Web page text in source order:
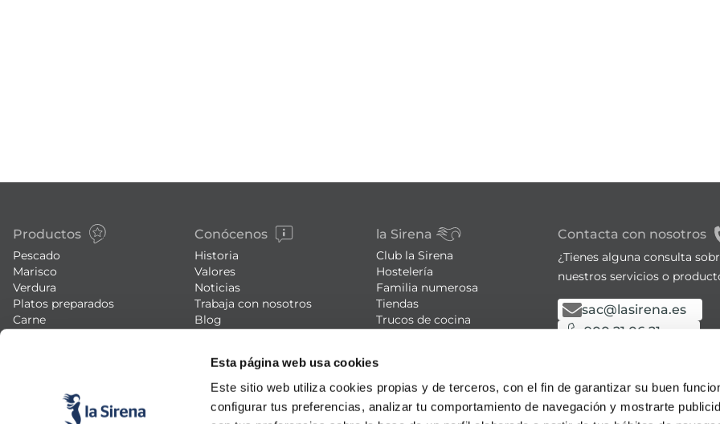
Esta página web usa cookies
Este sitio web utiliza cookies propias y de terceros, con el fin de garantizar su buen
configurar tus preferencias, analizar tu comportamiento de navegación y mostrarte
Productos
Pescado
Marisco
Verdura
Platos preparados
Carne
Conócenos
Historia
Valores
Noticias
Trabaja con nosotros
Blog
la Sirena
Club la Sirena
Hostelería
Familia numerosa
Tiendas
Trucos de cocina
Aviso legal
Política de privacidad
Condiciones de compra
Política de cookies
Contacta con nosotros
¿Tienes alguna consulta
nuestros servicios o
sac@lasirena.es
900 21 06 21
Algunas tiendas abiertas el